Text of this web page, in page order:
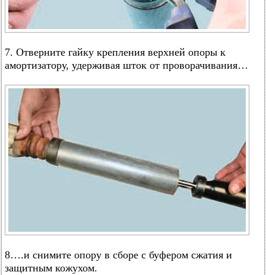
7. Отверните гайку крепления верхней опоры к
амортизатору, удерживая шток от проворачивания…
8….и снимите опору в сборе с буфером сжатия и
защитным кожухом.